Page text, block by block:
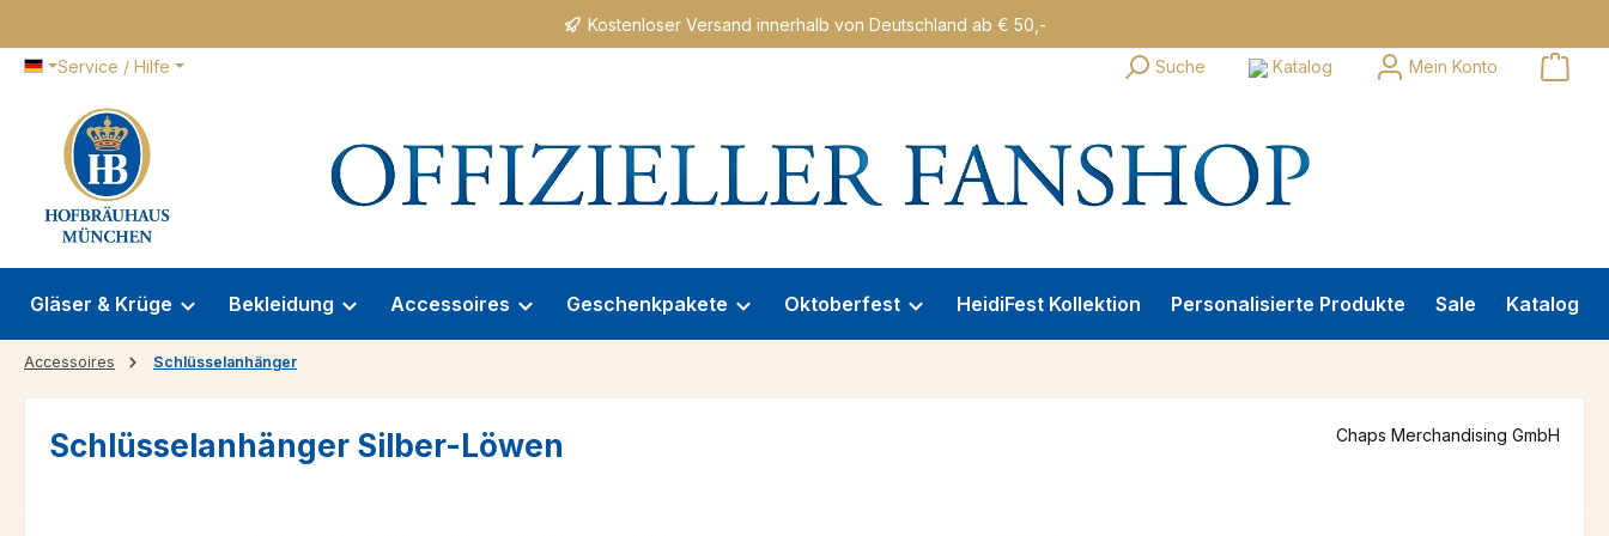
Kostenloser Versand innerhalb von Deutschland ab € 50,-
Service / Hilfe Suche Katalog Mein Konto
Gläser & Krüge Bekleidung Accessoires Geschenkpakete Oktoberfest HeidiFest Kollektion Personalisierte Produkte Sale Katalog
Accessoires Schlüsselanhänger
Schlüsselanhänger Silber-Löwen Chaps Merchandising GmbH